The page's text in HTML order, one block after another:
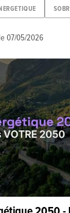
07/05/2026